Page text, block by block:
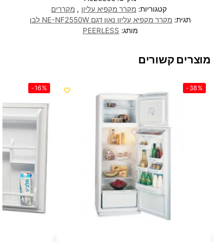
קטגוריות: מקרר מקפיא עליון , מקררים
תגית: מקרר מקפיא עליון נאון דגם NE-NF2550W לבן
מותג: PEERLESS
מוצרים קשורים
-38%
-16%